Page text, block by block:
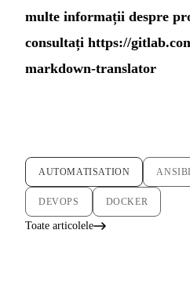
multe informații despre
consultați https://
markdown-translator
AUTOMATISATION
DEVOPS DOCKER
Toate articolele